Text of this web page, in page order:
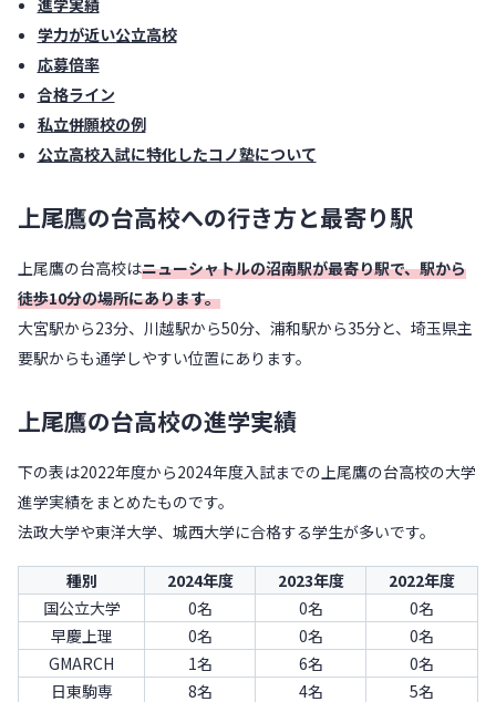
進学実績
学力が近い公立高校
応募倍率
合格ライン
私立併願校の例
公立高校入試に特化したコノ塾について
上尾鷹の台高校への行き方と最寄り駅
上尾鷹の台高校はニューシャトルの沼南駅が最寄り駅で、駅から
徒歩10分の場所にあります。
大宮駅から23分、川越駅から50分、浦和駅から35分と、埼玉県主
要駅からも通学しやすい位置にあります。
上尾鷹の台高校の進学実績
下の表は2022年度から2024年度入試までの上尾鷹の台高校の大学
進学実績をまとめたものです。
法政大学や東洋大学、城西大学に合格する学生が多いです。
種別 2024年度 2023年度
2022年度
国公立大学
0名 0名
0名
早慶上理
0名 0名
0名
GMARCH
1名 6名
0名
日東駒専
8名 4名 5名